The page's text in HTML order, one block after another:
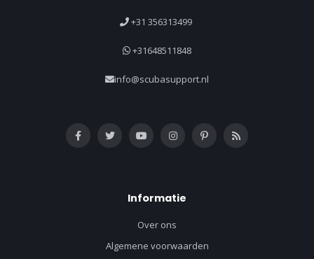
+31 356313499
+31648511848
info@scubasupport.nl
Informatie
Over ons
Algemene voorwaarden